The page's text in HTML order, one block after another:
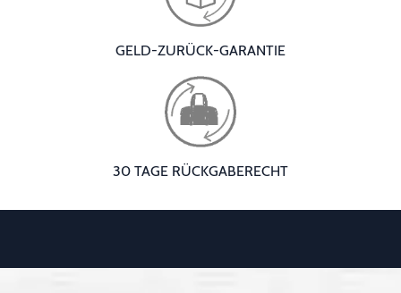
GELD-ZURÜCK-GARANTIE
30 TAGE RÜCKGABERECHT